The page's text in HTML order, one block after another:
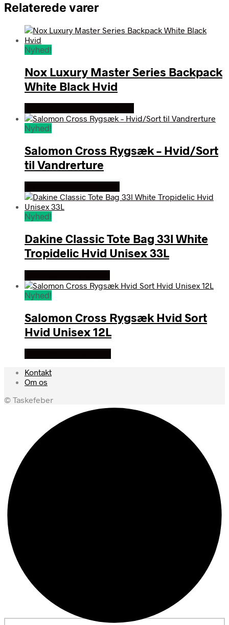
Relaterede varer
Nyhed!
Nox Luxury Master Series Backpack
White Black Hvid
Nyhed!
Salomon Cross Rygsæk – Hvid/Sort
til Vandrerture
Nyhed!
Dakine Classic Tote Bag 33l White
Tropidelic Hvid Unisex 33L
Nyhed!
Salomon Cross Rygsæk Hvid Sort
Hvid Unisex 12L
Kontakt
Om os
© Taskefeber